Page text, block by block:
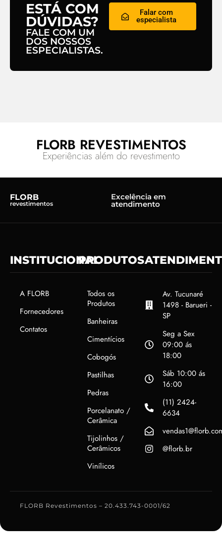
ESTÁ COM
DÚVIDAS?
FALE COM UM
DOS NOSSOS
ESPECIALISTAS.
Falar com
especialista
FLORB REVESTIMENTOS
Experiências além do revestimento
FLORB
revestimentos
Excelência em
atendimento
INSTITUCIONAL
A FLORB
Fornecedores
Contatos
PRODUTOS
Todos os
Produtos
Banheiras
Cimentícios
Cobogós
Pastilhas
Pedras
Porcelanato /
Cerâmica
Tijolinhos /
Cerâmicos
Vinílicos
Av. Tucunaré
1498 - Barueri -
SP
Seg a Sex
09:00 ás
18:00
Sáb 10:00 ás
16:00
(11) 2424-
6634
@florb.br
FLORB Revestimentos – 20.433.743-0001/62